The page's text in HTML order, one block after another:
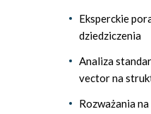
Eksperckie
dziedziczenia
Analiza
vector na
Rozważania